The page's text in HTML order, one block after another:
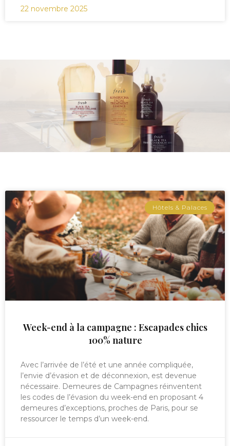
22 novembre 2025
Hôtels & Palaces
Week-end à la campagne : Escapades chics
100% nature
Avec l’arrivée de l’été et une année compliquée,
l’envie d’évasion et de déconnexion, est devenue
nécessaire. Demeures de Campagnes réinventent
les codes de l’évasion du week-end en proposant 4
demeures d’exceptions, proches de Paris, pour se
ressourcer le temps d’un week-end.